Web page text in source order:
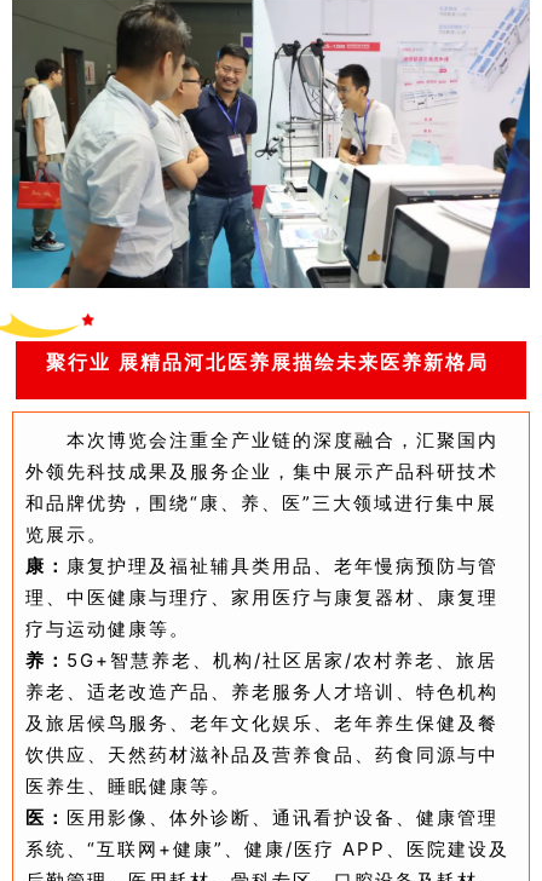
聚行业 展精品河北医养展描绘未来医养新格局
本次博览会注重全产业链的深度融合，汇聚国内
外领先科技成果及服务企业，集中展示产品科研技术
和品牌优势，围绕“康、养、医”三大领域进行集中展
览展示。
康： 康复护理及福祉辅具类用品、老年慢病预防与管
理、中医健康与理疗、家用医疗与康复器材、康复理
疗与运动健康等。
养： 5G+智慧养老、机构/社区居家/农村养老、旅居
养老、适老改造产品、养老服务人才培训、特色机构
及旅居候鸟服务、老年文化娱乐、老年养生保健及餐
饮供应、天然药材滋补品及营养食品、药食同源与中
医养生、睡眠健康等。
医： 医用影像、体外诊断、通讯看护设备、健康管理
系统、“互联网+健康”、健康/医疗 APP、医院建设及